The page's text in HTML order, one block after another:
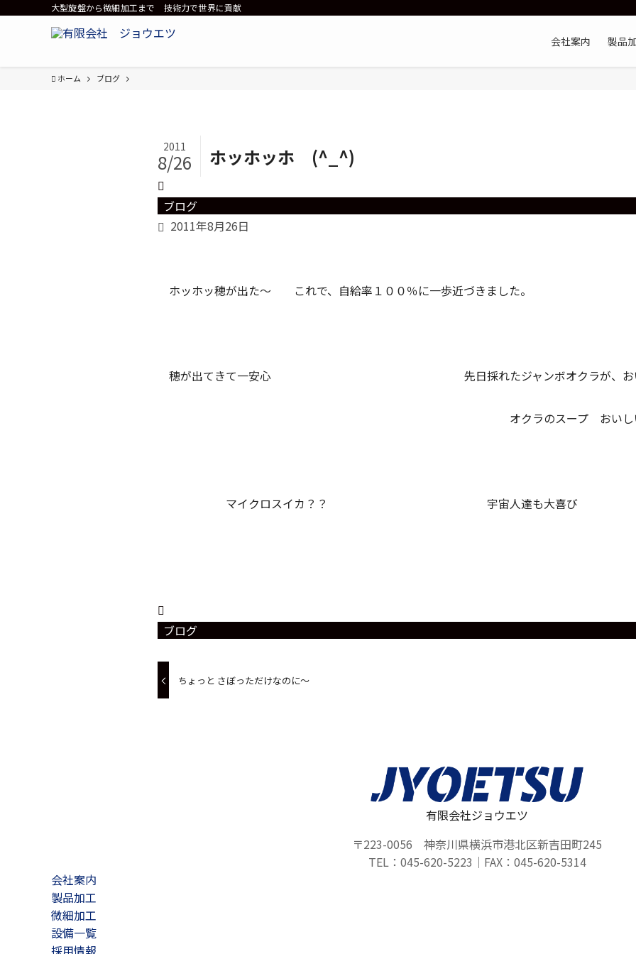
大型旋盤から微細加工まで 技術力で世界に貢献
会社案内 製品
ホーム ブログ
ホッホッホ (^_^)
2011
8/26
ブログ
2011年8月26日
ホッホッ穂が出た～ これで、自給率１００％に一歩近づきました。
穂が出てきて一安心 先日採れたジャンボオクラが、おいし
オクラのスープ おいしいよ
マイクロスイカ？？ 宇宙人達も大喜び
ブログ
ちょっと さぼっただけなのに～
有限会社ジョウエツ
〒223-0056 神奈川県横浜市港北区新吉田町245
TEL：045-620-5223｜FAX：045-620-5314
会社案内
製品加工
微細加工
設備一覧